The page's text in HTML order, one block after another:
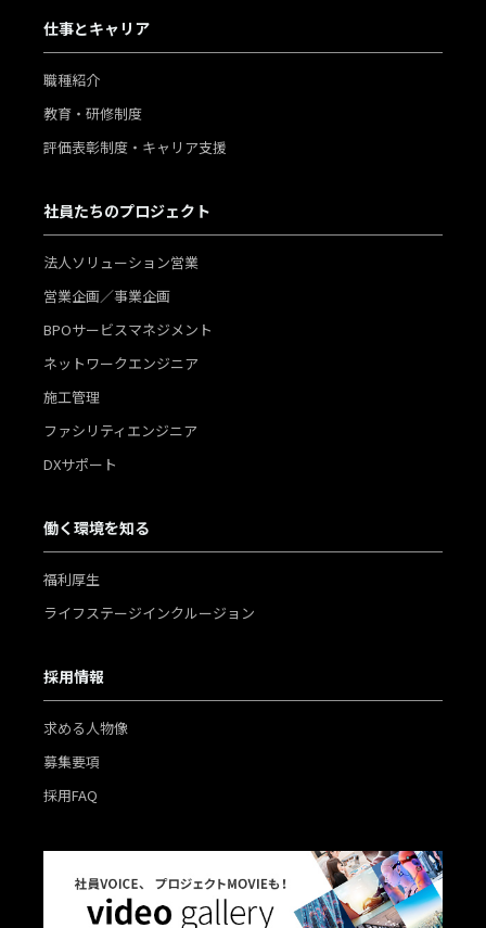
仕事とキャリア
職種紹介
教育・研修制度
評価表彰制度・キャリア支援
社員たちのプロジェクト
法人ソリューション営業
営業企画／事業企画
BPOサービスマネジメント
ネットワークエンジニア
施工管理
ファシリティエンジニア
DXサポート
働く環境を知る
福利厚生
ライフステージインクルージョン
採用情報
求める人物像
募集要項
採用FAQ